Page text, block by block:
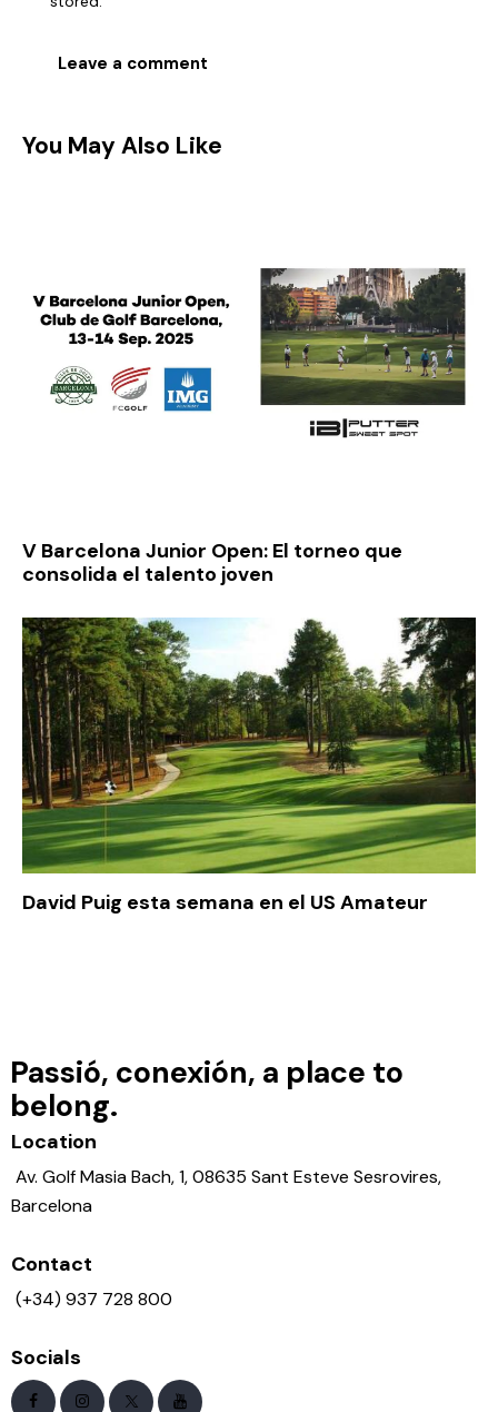
You May Also Like
V Barcelona Junior Open: El torneo que
consolida el talento joven
David Puig esta semana en el US Amateur
Passió, conexión, a place to
belong.
Location
Av. Golf Masia Bach, 1, 08635 Sant Esteve Sesrovires,
Barcelona
Contact
(+34) 937 728 800
Socials